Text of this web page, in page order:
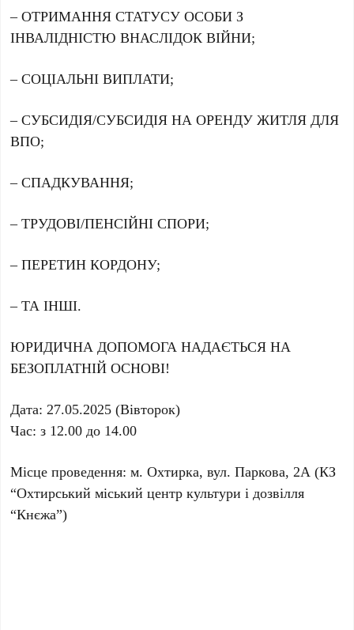
– ОТРИМАННЯ СТАТУСУ ОСОБИ З
ІНВАЛІДНІСТЮ ВНАСЛІДОК ВІЙНИ;
– СОЦІАЛЬНІ ВИПЛАТИ;
– СУБСИДІЯ/СУБСИДІЯ НА ОРЕНДУ ЖИТЛЯ ДЛЯ
ВПО;
– СПАДКУВАННЯ;
– ТРУДОВІ/ПЕНСІЙНІ СПОРИ;
– ПЕРЕТИН КОРДОНУ;
– ТА ІНШІ.
ЮРИДИЧНА ДОПОМОГА НАДАЄТЬСЯ НА
БЕЗОПЛАТНІЙ ОСНОВІ!
Дата: 27.05.2025 (Вівторок)
Час: з 12.00 до 14.00
Місце проведення: м. Охтирка, вул. Паркова, 2А (КЗ
“Охтирський міський центр культури і дозвілля
“Кнєжа”)